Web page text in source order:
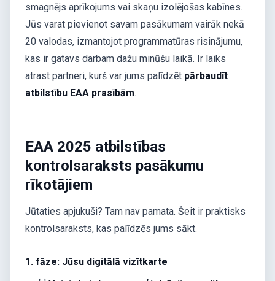
smagnējs aprīkojums vai skaņu izolējošas kabīnes.
Jūs varat pievienot savam pasākumam vairāk nekā
20 valodas, izmantojot programmatūras risinājumu,
kas ir gatavs darbam dažu minūšu laikā. Ir laiks
atrast partneri, kurš var jums palīdzēt pārbaudīt
atbilstību EAA prasībām.
EAA 2025 atbilstības
kontrolsaraksts pasākumu
rīkotājiem
Jūtaties apjukuši? Tam nav pamata. Šeit ir praktisks
kontrolsaraksts, kas palīdzēs jums sākt.
1. fāze: Jūsu digitālā vizītkarte